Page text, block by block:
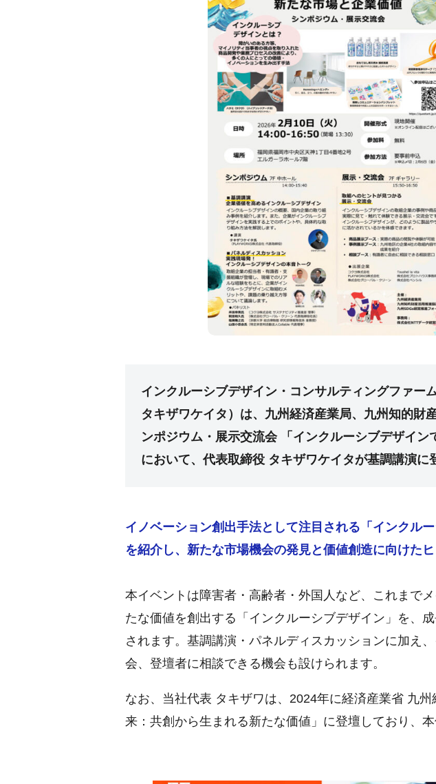
インクルーシブデザイン・コンサルティングファー
タキザワケイタ）は、九州経済産業局、九州知的財
ンポジウム・展示交流会 「インクルーシブデザイン
において、代表取締役 タキザワケイタが基調講演に
イノベーション創出手法として注目される「インクル
を紹介し、新たな市場機会の発見と価値創造に向けたヒ
本イベントは障害者・高齢者・外国人など、これまで
たな価値を創出する「インクルーシブデザイン」を、
されます。基調講演・パネルディスカッションに加え
会、登壇者に相談できる機会も設けられます。
なお、当社代表 タキザワは、2024年に経済産業省 九
来：共創から生まれる新たな価値」に登壇しており、